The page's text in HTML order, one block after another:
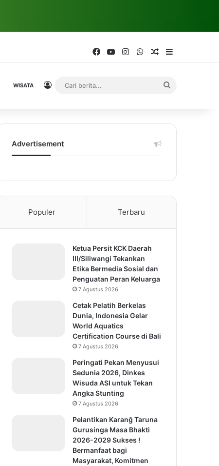
FacebookYouTubeInstagramWhatsAppRandom Article
WISATA Log In
Advertisement
Populer Terbaru
Ketua Persit KCK Daerah
III/Siliwangi Tekankan
Etika Bermedia Sosial dan
Penguatan Peran Keluarga
7 Agustus 2026
Cetak Pelatih Berkelas
Dunia, Indonesia Gelar
World Aquatics
Certification Course di Bali
7 Agustus 2026
Peringati Pekan Menyusui
Sedunia 2026, Dinkes
Wisuda ASI untuk Tekan
Angka Stunting
7 Agustus 2026
Pelantikan Karanĝ Taruna
Gurusinga Masa Bhakti
2026-2029 Sukses !
Bermanfaat bagi
Masyarakat, Komitmen